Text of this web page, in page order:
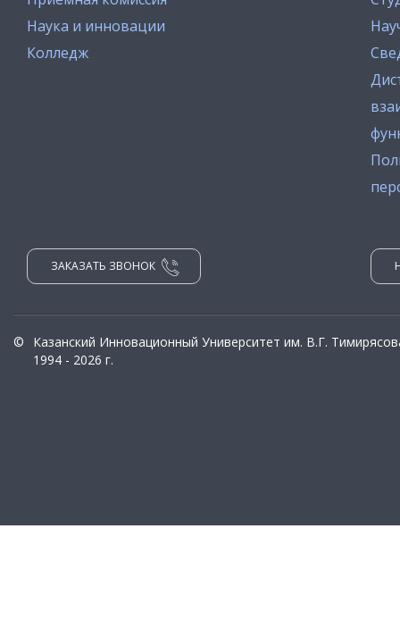
Наука и инновации
Колледж
ЗАКАЗАТЬ ЗВОНОК
©
Казанский Инновационный Университет им. В.Г.
1994 - 2026 г.